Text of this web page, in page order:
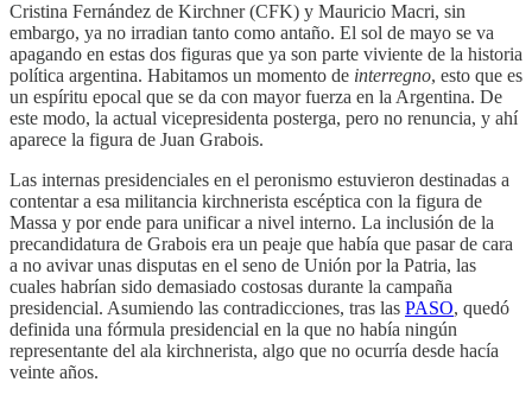
Cristina Fernández de Kirchner (CFK) y Mauricio Macri, sin
embargo, ya no irradian tanto como antaño. El sol de mayo se va
apagando en estas dos figuras que ya son parte viviente de la historia
política argentina. Habitamos un momento de interregno, esto que es
un espíritu epocal que se da con mayor fuerza en la Argentina. De
este modo, la actual vicepresidenta posterga, pero no renuncia, y ahí
aparece la figura de Juan Grabois.
Las internas presidenciales en el peronismo estuvieron destinadas a
contentar a esa militancia kirchnerista escéptica con la figura de
Massa y por ende para unificar a nivel interno. La inclusión de la
precandidatura de Grabois era un peaje que había que pasar de cara
a no avivar unas disputas en el seno de Unión por la Patria, las
cuales habrían sido demasiado costosas durante la campaña
presidencial. Asumiendo las contradicciones, tras las PASO, quedó
definida una fórmula presidencial en la que no había ningún
representante del ala kirchnerista, algo que no ocurría desde hacía
veinte años.